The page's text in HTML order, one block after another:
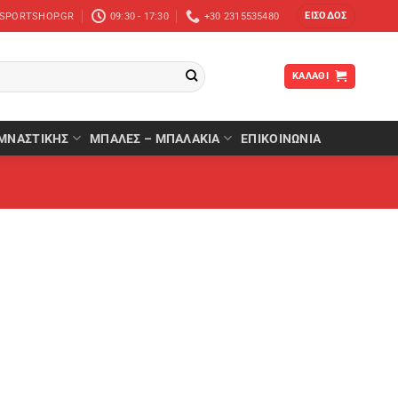
09:30 - 17:30 +30 2315535480 ΕΊΣΟΔΟΣ
ΚΑΛΆΘΙ
ΜΠΆΛΕΣ – ΜΠΑΛΆΚΙΑ ΕΠΙΚΟΙΝΩΝΙΑ